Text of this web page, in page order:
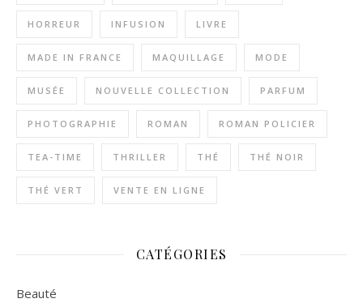
HORREUR INFUSION LIVRE
MADE IN FRANCE MAQUILLAGE MODE
MUSÉE NOUVELLE COLLECTION PARFUM
PHOTOGRAPHIE ROMAN ROMAN POLICIER
TEA-TIME THRILLER THÉ THÉ NOIR
THÉ VERT VENTE EN LIGNE
CATÉGORIES
Beauté